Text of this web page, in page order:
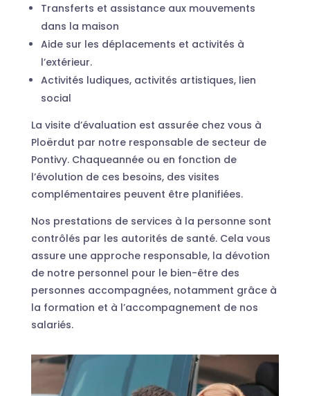
Transferts et assistance aux mouvements
dans la maison
Aide sur les déplacements et activités à
l’extérieur.
Activités ludiques, activités artistiques, lien
social
La visite d’évaluation est assurée chez vous à
Ploërdut par notre responsable de secteur de
Pontivy. Chaqueannée ou en fonction de
l’évolution de ces besoins, des visites
complémentaires peuvent être planifiées.
Nos prestations de services à la personne sont
contrôlés par les autorités de santé. Cela vous
assure une approche responsable, la dévotion
de notre personnel pour le bien-être des
personnes accompagnées, notamment grâce à
la formation et à l’accompagnement de nos
salariés.